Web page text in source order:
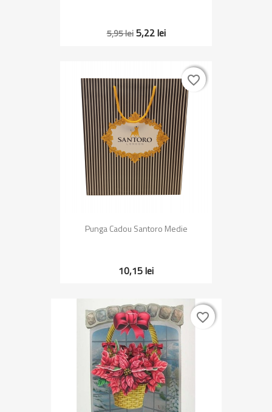
5,95 lei 5,22 lei
Punga Cadou Santoro Medie
10,15 lei
favorite_border
favorite_border
favorite_border
favorite_border